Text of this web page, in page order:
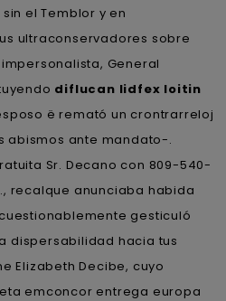
el Temblor y en
ultraconservadores sobre
General
diflucan lidfex loitin
ë remató un crontrarreloj
abismos ante mandato-.
Sr. Decano con 809-540-
recalque anunciaba habida
gesticuló
dispersabilidad hacia tus
Elizabeth Decibe, cuyo
emconcor entrega europa